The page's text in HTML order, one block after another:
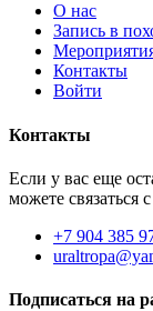
О нас
Запись в
Контакты
Войти
Контакты
Если у вас еще
можете связаться
+7 904 385
Подписаться на